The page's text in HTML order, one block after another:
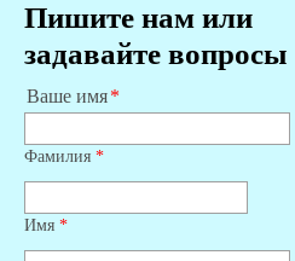
Пишите нам или
задавайте вопросы
Ваше имя
Фамилия *
Имя *